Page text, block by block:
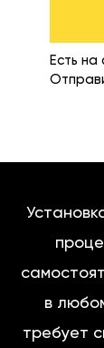
Есть на
в
требует